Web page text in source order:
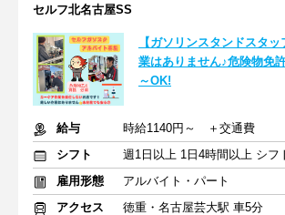
セルフ北名古屋SS
【ガソリンスタンドスタ
業はありません♪危険物免
～OK!
給与
時給1140円～ ＋交通費
シフト
雇用形態
アルバイト・パート
アクセス
徳重・名古屋芸大駅 車5分